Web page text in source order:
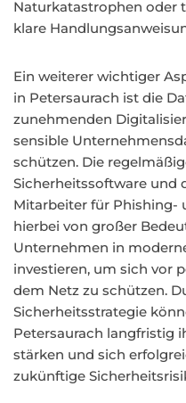
Naturkatastrophen oder
klare
Ein weiterer wichtiger
in Petersaurach ist die
zunehmenden
sensible
schützen. Die
Sicherheitssoftware und
Mitarbeiter für Phishing-
hierbei von großer
Unternehmen in
investieren, um sich vor
dem Netz zu schützen.
Sicherheitsstrategie
Petersaurach langfristig
stärken und sich
zukünftige